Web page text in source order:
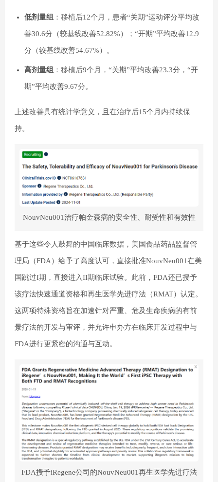
低剂量组 ：移植后12个月，患者“关期”运动评分平均改
善30.6分（较基线改善52.82%）；“开期”平均改善12.9
分（较基线改善54.67%）。
高剂量组 ：移植后9个月，“关期”平均改善23.3分，“开
期”平均改善9.67分。
上述改善具有统计学意义，且在治疗后15个月内持续保
持。
NouvNeu001治疗帕金森病的安全性、耐受性和有效性
基于这些令人鼓舞的中国临床数据，美国食品药品监督管
理局（FDA）给予了高度认可，直接批准NouvNeu001在美
国跳过I期，直接进入II期临床试验。此前，FDA还已授予
该疗法快速通道资格和再生医学先进疗法（RMAT）认定。
这两项特殊资格旨在加速针对严重、危及生命疾病的有前
景疗法的开发与审评，并允许申办方在临床开发过程中与
FDA进行更紧密的沟通与互动。
FDA授予iRegene公司的NouvNeu001再生医学先进疗法